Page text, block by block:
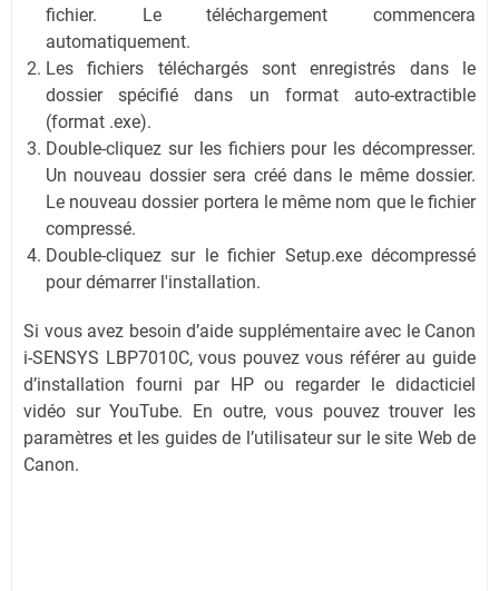
fichier. Le téléchargement commencera
automatiquement.
Les fichiers téléchargés sont enregistrés dans le
dossier spécifié dans un format auto-extractible
(format .exe).
Double-cliquez sur les fichiers pour les décompresser.
Un nouveau dossier sera créé dans le même dossier.
Le nouveau dossier portera le même nom que le fichier
compressé.
Double-cliquez sur le fichier Setup.exe décompressé
pour démarrer l'installation.
Si vous avez besoin d’aide supplémentaire avec le Canon
i-SENSYS LBP7010C, vous pouvez vous référer au guide
d’installation fourni par HP ou regarder le didacticiel
vidéo sur YouTube. En outre, vous pouvez trouver les
paramètres et les guides de l’utilisateur sur le site Web de
Canon.